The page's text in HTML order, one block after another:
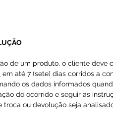
de um produto, o cliente deve
em até 7 (sete) dias corridos a
os dados informados
do ocorrido e seguir as
ou devolução seja